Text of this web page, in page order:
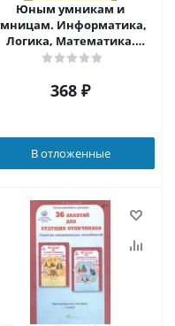
Юным умникам и
Информатика,
Логика, Математика.
Задания по развитию
способностей.
368 ₽
В отложенные